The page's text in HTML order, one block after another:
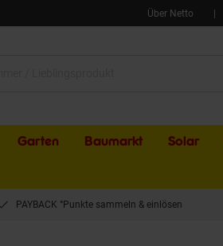
Über Netto
Garten Baumarkt Solar
PAYBACK °Punkte sammeln & einlösen